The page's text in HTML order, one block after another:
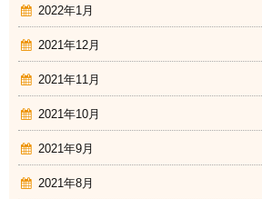
2022年1月
2021年12月
2021年11月
2021年10月
2021年9月
2021年8月